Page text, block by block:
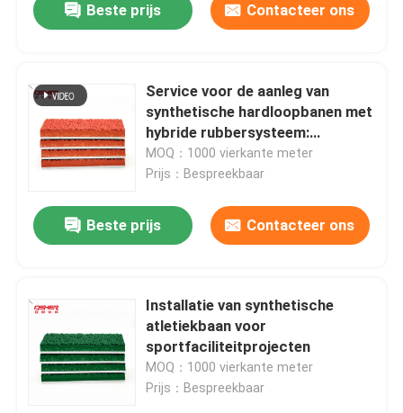
Beste prijs Contacteer ons
Service voor de aanleg van
synthetische hardloopbanen met
hybride rubbersysteem:
basisbeoordeling,
installatiebegeleiding en
MOQ：1000 vierkante meter
Prijs：Bespreekbaar
Beste prijs Contacteer ons
Installatie van synthetische
atletiekbaan voor
sportfaciliteitprojecten
MOQ：1000 vierkante meter
Prijs：Bespreekbaar